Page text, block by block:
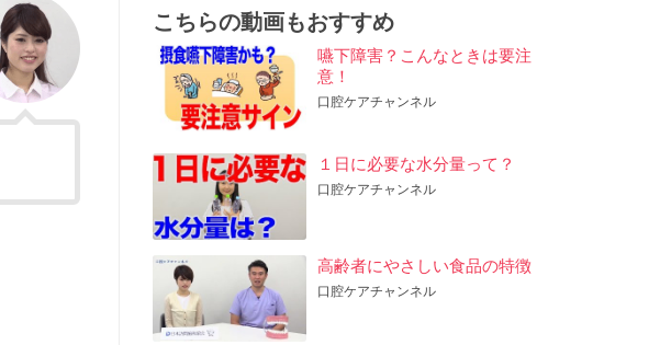
こちらの動画もおすすめ
嚥下障害？こんなときは要注
意！
口腔ケアチャンネル
１日に必要な水分量って？
口腔ケアチャンネル
高齢者にやさしい食品の特徴
口腔ケアチャンネル